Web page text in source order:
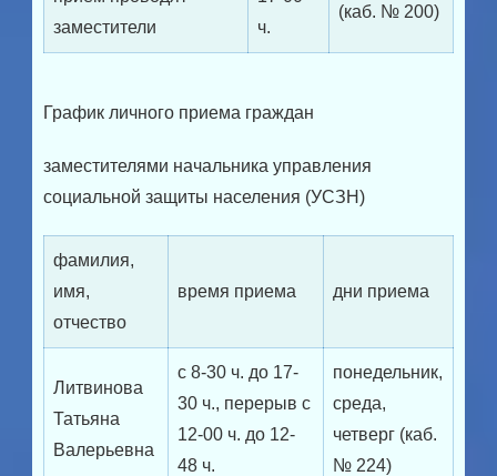
заместители
ч.
(каб. № 200)
График личного приема граждан
заместителями начальника управления
социальной защиты населения (УСЗН)
фамилия,
имя,
отчество
время приема дни приема
Литвинова
Татьяна
Валерьевна
с 8-30 ч. до 17-
30 ч., перерыв с
12-00 ч. до 12-
48 ч.
понедельник,
среда,
четверг (каб.
№ 224)